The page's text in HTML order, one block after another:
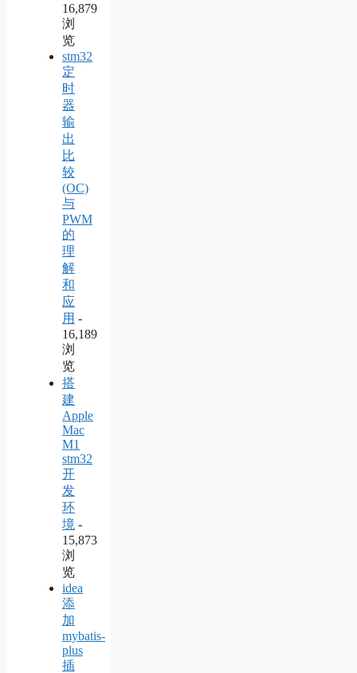
16,879
浏
览
stm32
定
时
器
输
出
比
较
(OC)
与
PWM
的
理
解
和
应
用 -
16,189
浏
览
搭
建
Apple
Mac
M1
stm32
开
发
环
境 -
15,873
浏
览
idea
添
加
mybatis-
plus
插